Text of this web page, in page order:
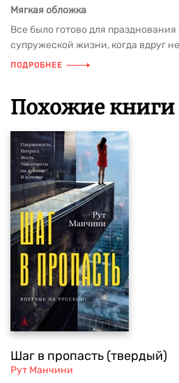
Мягкая обложка
Все было готово для
супружеской жизни, когда вдруг
ПОДРОБНЕЕ
Похожие книги
Шаг в пропасть (твердый)
Рут Манчини